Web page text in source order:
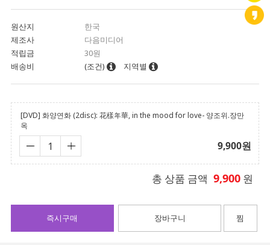
원산지
한국
제조사
다음미디어
적립금
30원
배송비
(조건) 지역별
[DVD] 화양연화 (2disc): 花樣年華, in the mood for love- 양조위.장만
옥
9,900원
총 상품 금액 9,900 원
장바구니
즉시구매 찜